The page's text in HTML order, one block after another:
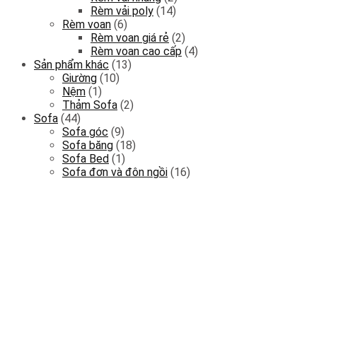
Rèm vải poly (14)
Rèm voan (6)
Rèm voan giá rẻ (2)
Rèm voan cao cấp (4)
Sản phẩm khác (13)
Giường (10)
Nệm (1)
Thảm Sofa (2)
Sofa (44)
Sofa góc (9)
Sofa băng (18)
Sofa Bed (1)
Sofa đơn và đôn ngồi (16)